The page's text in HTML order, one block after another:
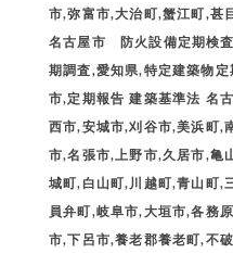
市,弥富市,大治町,蟹江町,甚
名古屋市 防火設備定期検
期調査,愛知県,特定建築物
市,定期報告 建築基準法 名
西市,安城市,刈谷市,美浜町,
市,名張市,上野市,久居市,亀
城町,白山町,川越町,青山町,
員弁町,岐阜市,大垣市,各務
市,下呂市,養老郡養老町,不